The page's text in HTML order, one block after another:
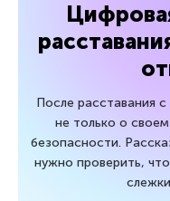
После расставания
не только о
безопасности.
нужно проверить,